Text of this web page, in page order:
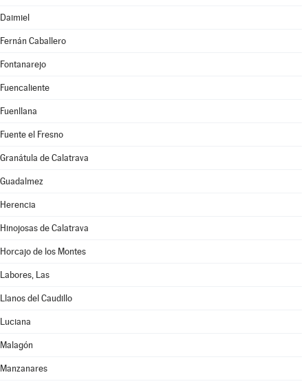
Daimiel
Fernán Caballero
Fontanarejo
Fuencaliente
Fuenllana
Fuente el Fresno
Granátula de Calatrava
Guadalmez
Herencia
Hinojosas de Calatrava
Horcajo de los Montes
Labores, Las
Llanos del Caudillo
Luciana
Malagón
Manzanares